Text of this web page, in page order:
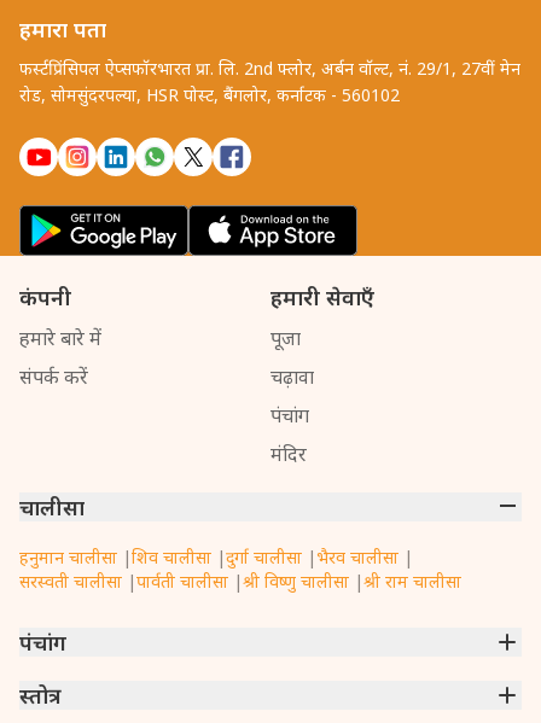
हमारा पता
फर्स्टप्रिंसिपल ऐप्सफॉरभारत प्रा. लि. 2nd फ्लोर, अर्बन वॉल्ट, नं. 29/1, 27वीं मेन
रोड, सोमसुंदरपल्या, HSR पोस्ट, बैंगलोर, कर्नाटक - 560102
कंपनी
हमारे बारे में
संपर्क करें
हमारी सेवाएँ
पूजा
चढ़ावा
पंचांग
मंदिर
चालीसा
हनुमान चालीसा |शिव चालीसा |दुर्गा चालीसा | भैरव चालीसा |
सरस्वती चालीसा |पार्वती चालीसा |श्री विष्णु चालीसा |श्री राम चालीसा
पंचांग
मुंबई|
स्तोत्र